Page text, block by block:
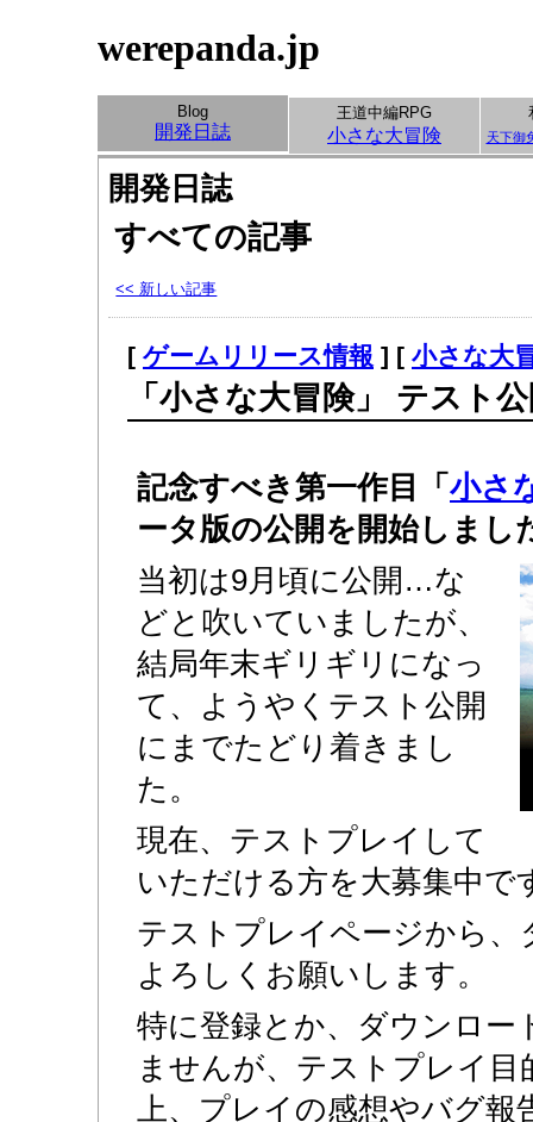
werepanda.jp
Blog
開発日誌
王道中編RPG
小さな大冒険 天下御
開発日誌
すべての記事
<< 新しい記事
[ ゲームリリース情報 ] [ 小さな大
「小さな大冒険」 テスト
記念すべき第一作目「 小さ
ータ版の公開を開始しまし
当初は9月頃に公開…な
どと吹いていましたが、
結局年末ギリギリになっ
て、ようやくテスト公開
にまでたどり着きまし
た。
現在、テストプレイして
いただける方を大募集中で
テストプレイページから
よろしくお願いします。
特に登録とか、ダウンロー
ませんが、テストプレイ目
上、プレイの感想やバグ